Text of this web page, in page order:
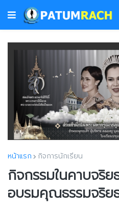
หน้าแรก กิจการนักเรียน
กิจกรรมในคาบจริย
อบรมคุณธรรมจริย